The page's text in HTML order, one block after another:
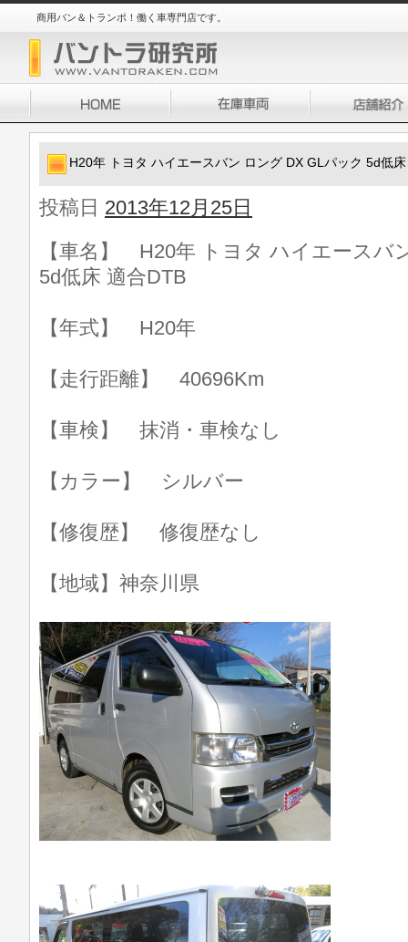
商用バン＆トランポ！働く車専門店です。
H20年 トヨタ ハイエースバン ロング DX GLパック 5d低
投稿日 2013年12月25日
【車名】 H20年 トヨタ ハイエースバ
5d低床 適合DTB
【年式】 H20年
【走行距離】 40696Km
【車検】 抹消・車検なし
【カラー】 シルバー
【修復歴】 修復歴なし
【地域】神奈川県